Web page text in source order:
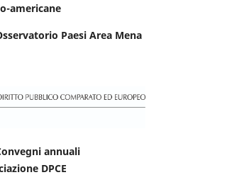
americane
Paesi Area Mena
annuali
DPCE